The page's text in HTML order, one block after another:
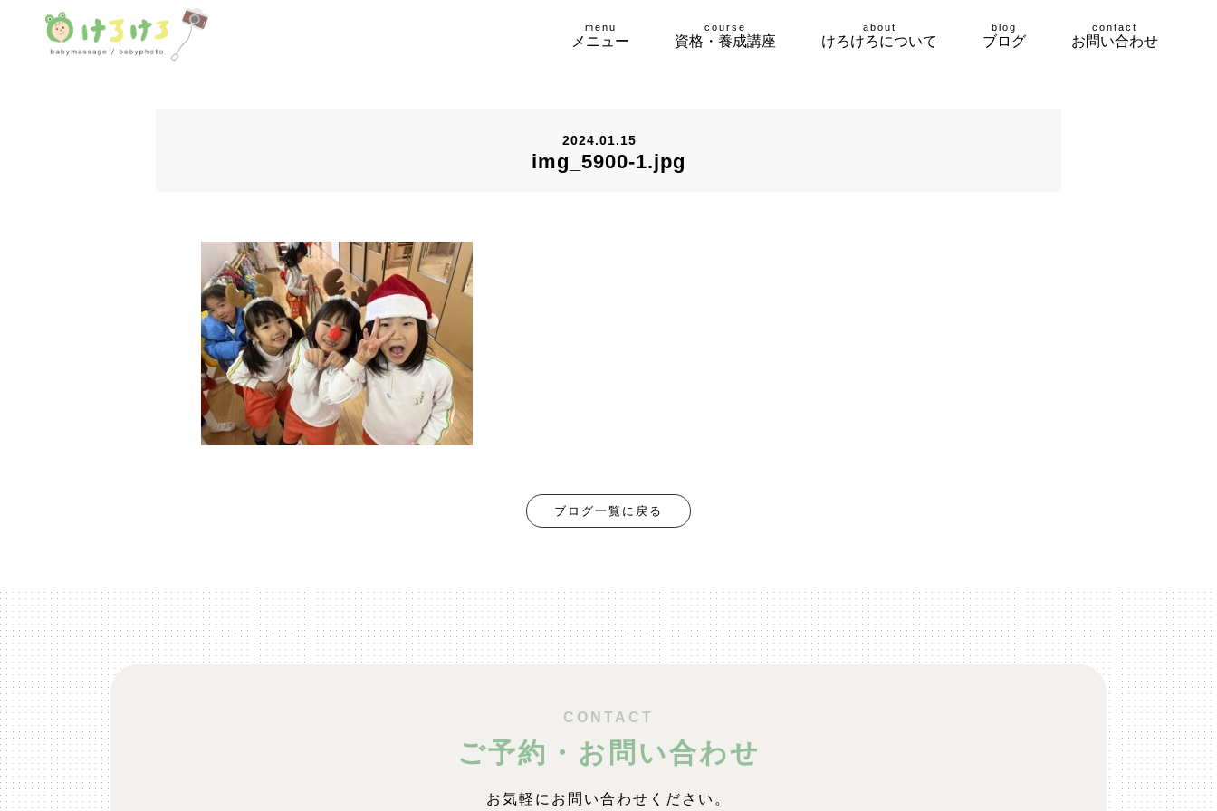
menu
メニュー
course
資格・養成講座
about
けろけろについて
blog
ブログ
contact
お問い合わせ
2024.01.15
img_5900-1.jpg
ブログ一覧に戻る
CONTACT
ご予約・お問い合わせ
お気軽にお問い合わせください。